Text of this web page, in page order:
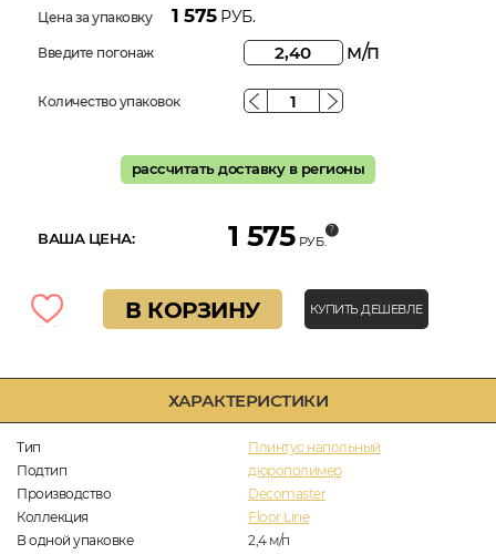
ХАРАКТЕРИСТИКИ
Тип
Плинтус напольный
Подтип
дюрополимер
Производство
Decomaster
Коллекция
Floor Line
В одной упаковке
2,4 м/п
Цена за упаковку 1 575РУБ.
Введите погонаж м/п
Количество упаковок
рассчитать доставку в регионы
ВАША ЦЕНА: 1 575 РУБ.
В КОРЗИНУ КУПИТЬ ДЕШЕВЛЕ